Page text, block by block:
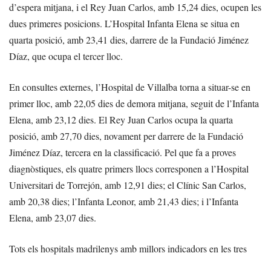
d’espera mitjana, i el Rey Juan Carlos, amb 15,24 dies, ocupen les
dues primeres posicions. L’Hospital Infanta Elena se situa en
quarta posició, amb 23,41 dies, darrere de la Fundació Jiménez
Díaz, que ocupa el tercer lloc.
En consultes externes, l’Hospital de Villalba torna a situar-se en
primer lloc, amb 22,05 dies de demora mitjana, seguit de l’Infanta
Elena, amb 23,12 dies. El Rey Juan Carlos ocupa la quarta
posició, amb 27,70 dies, novament per darrere de la Fundació
Jiménez Díaz, tercera en la classificació. Pel que fa a proves
diagnòstiques, els quatre primers llocs corresponen a l’Hospital
Universitari de Torrejón, amb 12,91 dies; el Clínic San Carlos,
amb 20,38 dies; l’Infanta Leonor, amb 21,43 dies; i l’Infanta
Elena, amb 23,07 dies.
Tots els hospitals madrilenys amb millors indicadors en les tres